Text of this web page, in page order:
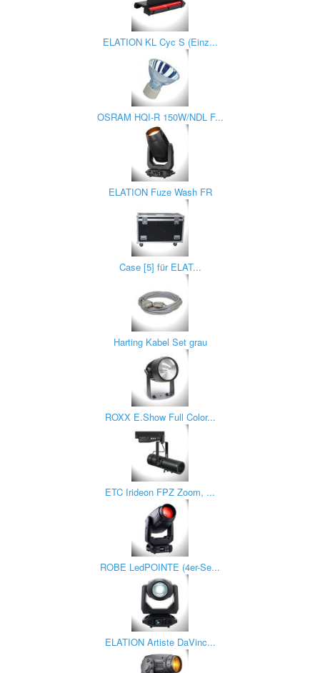
ELATION KL Cyc S (Einz...
OSRAM HQI-R 150W/NDL F...
ELATION Fuze Wash FR
Case [5] für ELAT...
Harting Kabel Set grau
ROXX E.Show Full Color...
ETC Irideon FPZ Zoom, ...
ROBE LedPOINTE (4er-Se...
ELATION Artiste DaVinc...